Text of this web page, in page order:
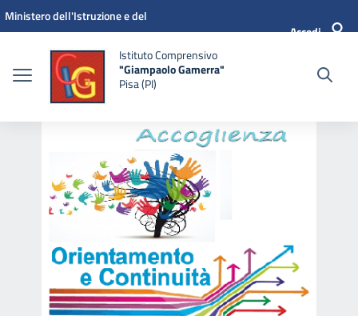
Vai ai contenuti
Vai al menu di navigazione
Vai al footer
Ministero dell'Istruzione e del
Accedi
Istituto Comprensivo
"Giampaolo Gamerra"
Pisa (PI)